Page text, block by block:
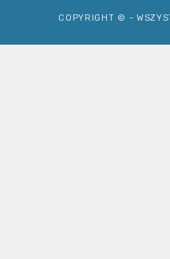
COPYRIGHT © -